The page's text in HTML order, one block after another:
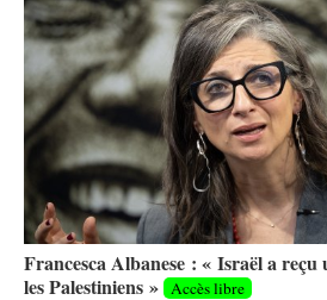
Francesca Albanese : « Israël a
les Palestiniens » Accès libre